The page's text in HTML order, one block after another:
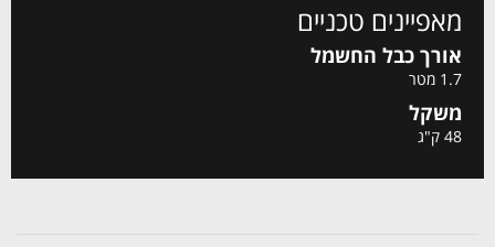
מאפיינים טכניים
אורך כבל החשמל
1.7 מטר
משקל
48 ק"ג